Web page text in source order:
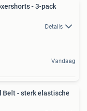
- 3-pack
Details
Vandaag
Belt - sterk elastische